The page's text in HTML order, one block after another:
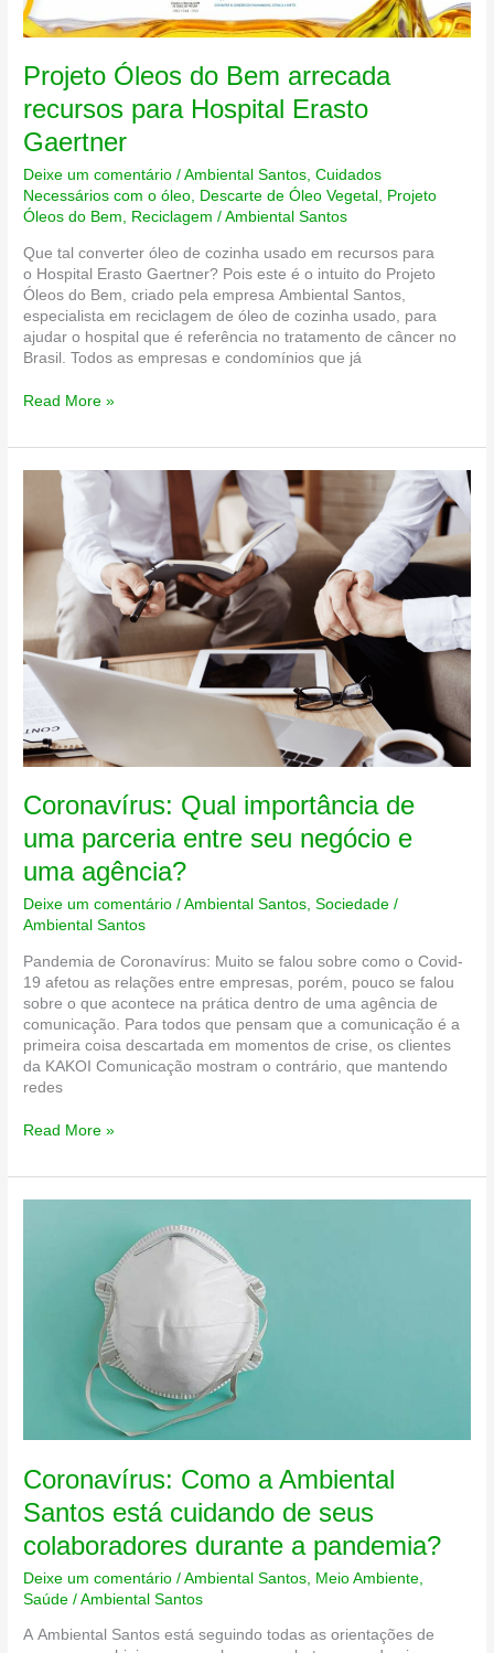
seu
negócio?
Projeto Óleos do Bem arrecada
recursos para Hospital Erasto
Gaertner
Deixe um comentário /Ambiental Santos,Cuidados
Necessários com o óleo, Descarte de Óleo Vegetal , Projeto
Óleos do Bem, Reciclagem /Ambiental Santos
Que tal converter óleo de cozinha usado em recursos para
o Hospital Erasto Gaertner? Pois este é o intuito do Projeto
Óleos do Bem, criado pela empresa Ambiental Santos,
especialista em reciclagem de óleo de cozinha usado, para
ajudar o hospital que é referência no tratamento de câncer no
Brasil. Todos as empresas e condomínios que já
Projeto
arrecada
para
Hospital
Erasto
Gaertner
Read More »
Coronavírus: Qual importância de
uma parceria entre seu negócio e
uma agência?
Deixe um comentário /Ambiental Santos ,Sociedade /
Ambiental Santos
Pandemia de Coronavírus: Muito se falou sobre como o Covid-
19 afetou as relações entre empresas, porém, pouco se falou
sobre o que acontece na prática dentro de uma agência de
comunicação. Para todos que pensam que a comunicação é a
primeira coisa descartada em momentos de crise, os clientes
da KAKOI Comunicação mostram o contrário, que mantendo
redes
Coronavírus:
Read More »
Coronavírus: Como a Ambiental
Santos está cuidando de seus
colaboradores durante a pandemia?
Deixe um comentário /Ambiental Santos Meio Ambiente
Saúde /Ambiental Santos
A Ambiental Santos está seguindo todas as orientações de